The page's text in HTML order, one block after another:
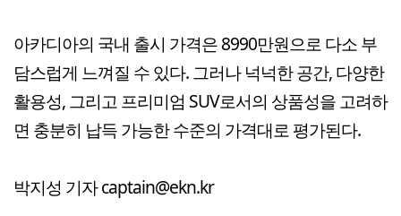
아카디아의 국내 출시 가격은 8990만원으로 다소 부
담스럽게 느껴질 수 있다. 그러나 넉넉한 공간, 다양한
활용성, 그리고 프리미엄 SUV로서의 상품성을 고려하
면 충분히 납득 가능한 수준의 가격대로 평가된다.
박지성 기자 captain@ekn.kr